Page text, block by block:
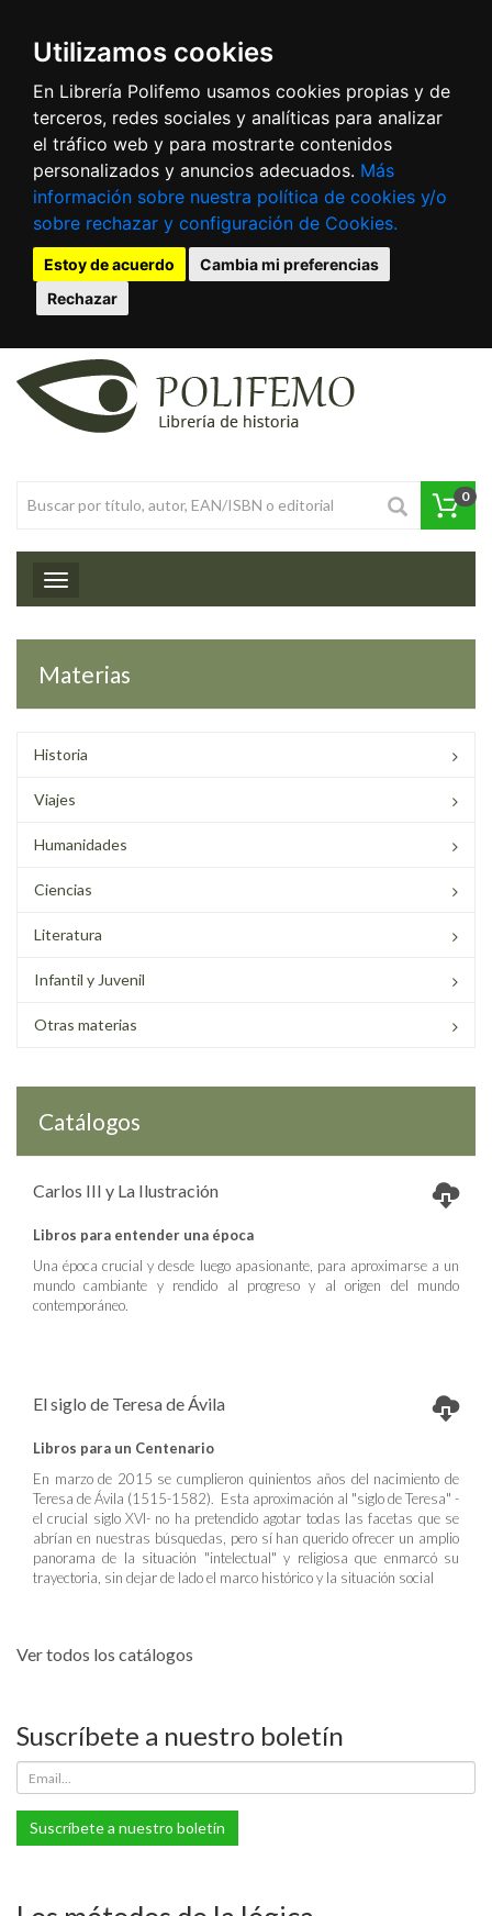
Utilizamos cookies
En Librería Polifemo usamos cookies propias y de
terceros, redes sociales y analíticas para analizar
el tráfico web y para mostrarte contenidos
personalizados y anuncios adecuados. Más
información sobre nuestra política de cookies y/o
sobre rechazar y configuración de Cookies.
Estoy de acuerdo
Cambia mi preferencias
Rechazar
0
Toggle navigation
Materias
Historia
Viajes
Humanidades
Ciencias
Literatura
Infantil y Juvenil
Otras materias
Catálogos
Carlos III y La Ilustración
Libros para entender una época
Una época crucial y desde luego apasionante, para aproximarse a un
mundo cambiante y rendido al progreso y al origen del mundo
contemporáneo.
El siglo de Teresa de Ávila
Libros para un Centenario
En marzo de 2015 se cumplieron quinientos años del nacimiento de
Teresa de Ávila (1515-1582). Esta aproximación al "siglo de Teresa" -
el crucial siglo XVI- no ha pretendido agotar todas las facetas que se
abrían en nuestras búsquedas, pero sí han querido ofrecer un amplio
panorama de la situación "intelectual" y religiosa que enmarcó su
trayectoria, sin dejar de lado el marco histórico y la situación social
Ver todos los catálogos
Suscríbete a nuestro boletín
Suscríbete a nuestro boletín